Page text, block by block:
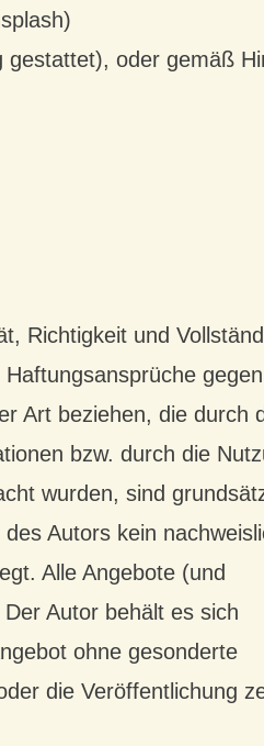
gestattet), oder gemäß
Richtigkeit und
Art beziehen, die durch
bzw. durch die
wurden, sind
Autors kein
Alle Angebote (und
Autor behält es sich
ohne gesonderte
die Veröffentlichung